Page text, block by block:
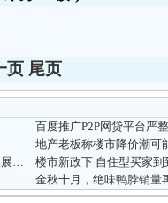
页 尾页
百度推广P2P网贷平台严
地产老板称楼市降价潮可
2010第五届湖南长沙工艺品、礼品、收藏品展览会
楼市新政下 自住型买家
金秋十月，绝味鸭脖销量